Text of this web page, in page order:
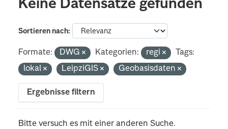
Keine Datensätze gefunden
Sortieren nach
Formate: DWG Kategorien: regi
Tags:
lokal
LeipziGIS Geobasisdaten
Ergebnisse filtern
Bitte versuch es mit einer anderen Suche.